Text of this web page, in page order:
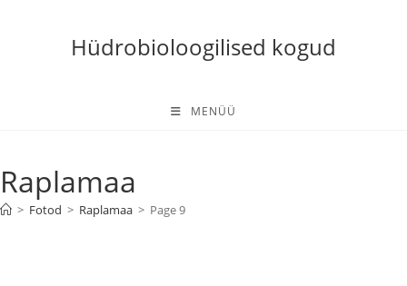
Hüdrobioloogilised kogud
MENÜÜ
Raplamaa
> Fotod > Raplamaa > Page 9